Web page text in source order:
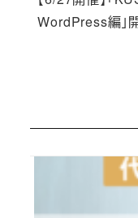
WordPress編」